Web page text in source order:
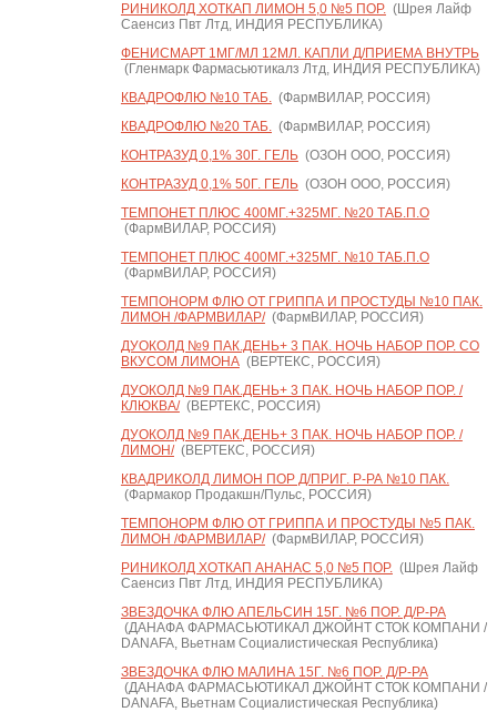
РИНИКОЛД ХОТКАП ЛИМОН 5,0 №5 ПОР.(Шрея Лайф
Саенсиз Пвт Лтд, ИНДИЯ РЕСПУБЛИКА)
ФЕНИСМАРТ 1МГ/МЛ 12МЛ. КАПЛИ Д/ПРИЕМА ВНУТРЬ
(Гленмарк Фармасьютикалз Лтд, ИНДИЯ РЕСПУБЛИКА)
КВАДРОФЛЮ №10 ТАБ.(ФармВИЛАР, РОССИЯ)
КВАДРОФЛЮ №20 ТАБ.(ФармВИЛАР, РОССИЯ)
КОНТРАЗУД 0,1% 30Г. ГЕЛЬ(ОЗОН ООО, РОССИЯ)
КОНТРАЗУД 0,1% 50Г. ГЕЛЬ(ОЗОН ООО, РОССИЯ)
ТЕМПОНЕТ ПЛЮС 400МГ.+325МГ. №20 ТАБ.П.О
(ФармВИЛАР, РОССИЯ)
ТЕМПОНЕТ ПЛЮС 400МГ.+325МГ. №10 ТАБ.П.О
(ФармВИЛАР, РОССИЯ)
ТЕМПОНОРМ ФЛЮ ОТ ГРИППА И ПРОСТУДЫ №10 ПАК.
ЛИМОН /ФАРМВИЛАР/(ФармВИЛАР, РОССИЯ)
ДУОКОЛД №9 ПАК.ДЕНЬ+ 3 ПАК. НОЧЬ НАБОР ПОР. СО
ВКУСОМ ЛИМОНА(ВЕРТЕКС, РОССИЯ)
ДУОКОЛД №9 ПАК.ДЕНЬ+ 3 ПАК. НОЧЬ НАБОР ПОР. /
КЛЮКВА/(ВЕРТЕКС, РОССИЯ)
ДУОКОЛД №9 ПАК.ДЕНЬ+ 3 ПАК. НОЧЬ НАБОР ПОР. /
ЛИМОН/(ВЕРТЕКС, РОССИЯ)
КВАДРИКОЛД ЛИМОН ПОР Д/ПРИГ. Р-РА №10 ПАК.
(Фармакор Продакшн/Пульс, РОССИЯ)
ТЕМПОНОРМ ФЛЮ ОТ ГРИППА И ПРОСТУДЫ №5 ПАК.
ЛИМОН /ФАРМВИЛАР/(ФармВИЛАР, РОССИЯ)
РИНИКОЛД ХОТКАП АНАНАС 5,0 №5 ПОР.(Шрея Лайф
Саенсиз Пвт Лтд, ИНДИЯ РЕСПУБЛИКА)
ЗВЕЗДОЧКА ФЛЮ АПЕЛЬСИН 15Г. №6 ПОР. Д/Р-РА
(ДАНАФА ФАРМАСЬЮТИКАЛ ДЖОЙНТ СТОК КОМПАНИ /
DANAFA, Вьетнам Социалистическая Республика)
ЗВЕЗДОЧКА ФЛЮ МАЛИНА 15Г. №6 ПОР. Д/Р-РА
(ДАНАФА ФАРМАСЬЮТИКАЛ ДЖОЙНТ СТОК КОМПАНИ /
DANAFA, Вьетнам Социалистическая Республика)